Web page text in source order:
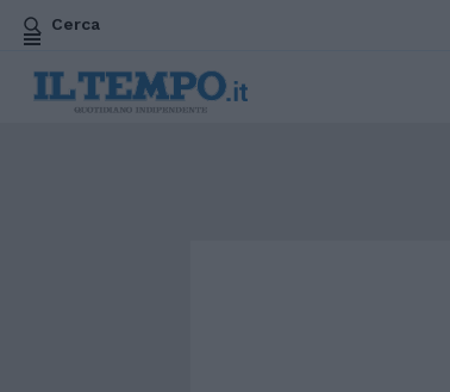
Cerca